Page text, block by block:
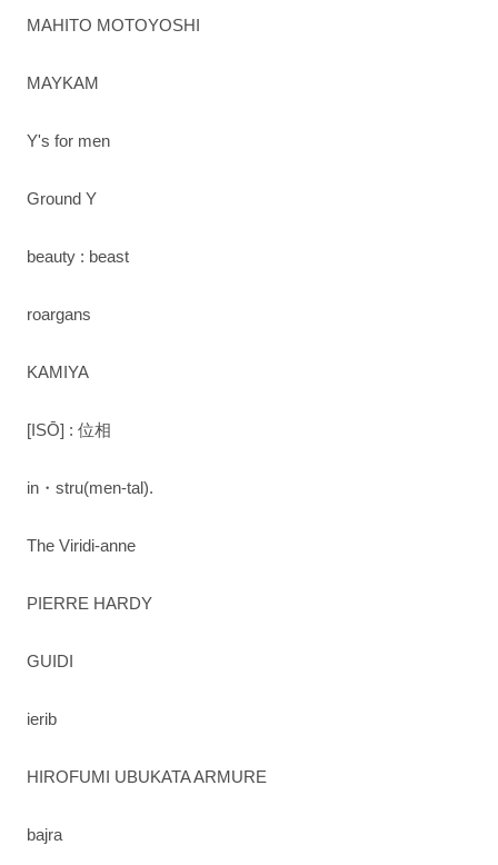
MAHITO MOTOYOSHI
MAYKAM
Y's for men
Ground Y
beauty : beast
roargans
KAMIYA
[ISŌ] : 位相
in・stru(men-tal).
The Viridi-anne
PIERRE HARDY
GUIDI
ierib
HIROFUMI UBUKATA ARMURE
bajra